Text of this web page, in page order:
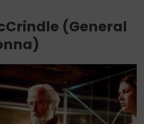
(General